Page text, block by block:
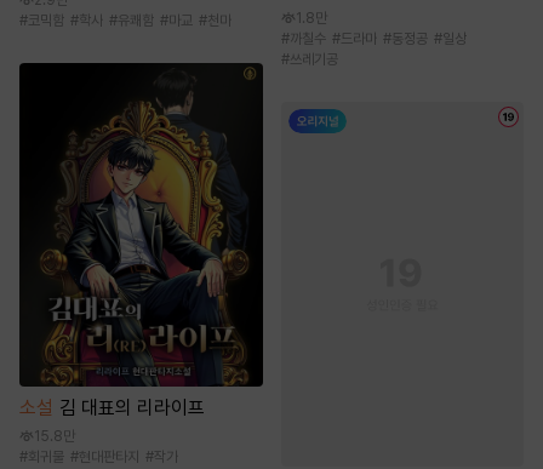
#코믹함 #학사 #유쾌함 #마교 #천마
소설 김 대표의 리라이프
15.8만
#회귀물 #현대판타지 #작가
1.8만
#까칠수 #드라마 #동정공 #일상
#쓰레기공